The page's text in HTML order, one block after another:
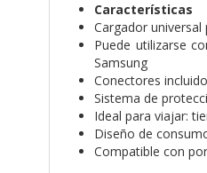
Características
Cargador
Puede utilizarse
Samsung
Conectores
Sistema de
Ideal para viajar:
Diseño de
Compatible con